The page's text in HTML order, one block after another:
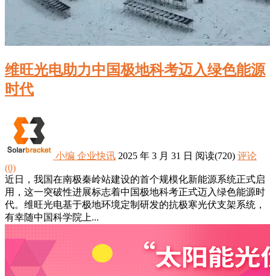
维旺光电助力中国极地科考迈入绿色能源
时代
小编 企业快讯 2025 年 3 月 31 日 阅读(720) 评论
(0)
近日，我国在南极秦岭站建设的首个规模化新能源系统正式启
用，这一突破性进展标志着中国极地科考正式迈入绿色能源时
代。维旺光电基于极地环境定制研发的抗极寒光伏支架系统，
有幸随中国科学院上...